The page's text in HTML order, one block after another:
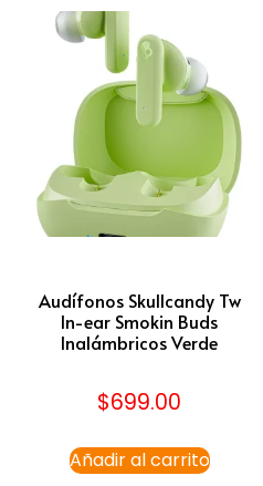
Audífonos Skullcandy Tw
In-ear Smokin Buds
Inalámbricos Verde
$699.00
Añadir al carrito